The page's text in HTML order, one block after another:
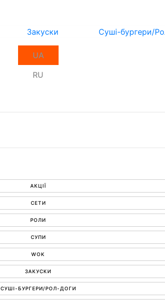
Закуски Суші-бургери/
UA
RU
АКЦІЇ
СЕТИ
РОЛИ
СУПИ
WOK
ЗАКУСКИ
СУШІ-БУРГЕРИ/РОЛ-ДОГИ